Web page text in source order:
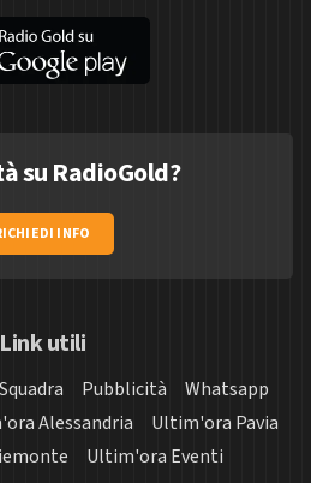
su RadioGold?
INFO
Link utili
Pubblicità
Whatsapp
Alessandria
Ultim'ora Pavia
Ultim'ora Eventi